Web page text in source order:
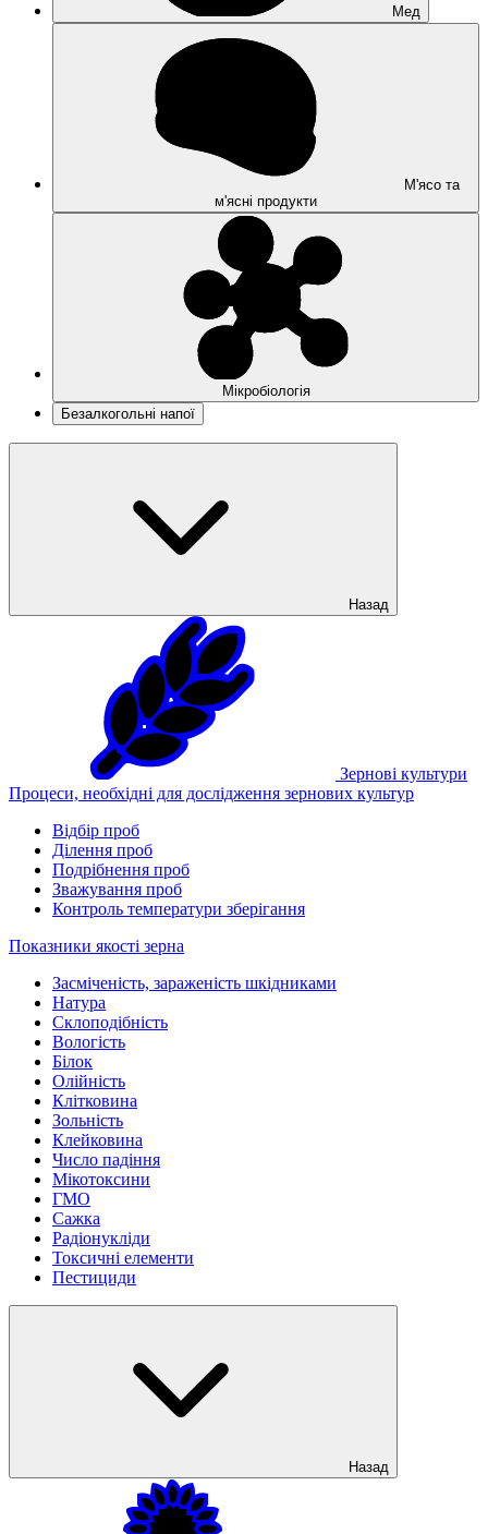
Мед
М'ясо та
м'ясні продукти
Мікробіологія
Безалкогольні напої
Назад
Зернові культури
Процеси, необхідні для дослідження зернових культур
Відбір проб
Ділення проб
Подрібнення проб
Зважування проб
Контроль температури зберігання
Показники якості зерна
Засміченість, зараженість шкідниками
Натура
Склоподібність
Вологість
Білок
Олійність
Клітковина
Зольність
Клейковина
Число падіння
Мікотоксини
ГМО
Сажка
Радіонукліди
Токсичні елементи
Пестициди
Назад